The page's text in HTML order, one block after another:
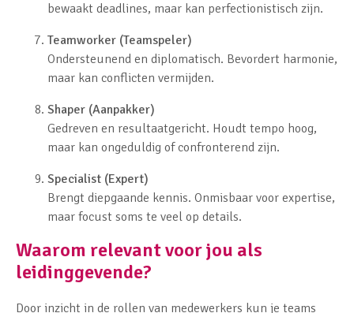
bewaakt deadlines, maar kan perfectionistisch zijn.
Teamworker (Teamspeler)
Ondersteunend en diplomatisch. Bevordert harmonie,
maar kan conflicten vermijden.
Shaper (Aanpakker)
Gedreven en resultaatgericht. Houdt tempo hoog,
maar kan ongeduldig of confronterend zijn.
Specialist (Expert)
Brengt diepgaande kennis. Onmisbaar voor expertise,
maar focust soms te veel op details.
Waarom relevant voor jou als
leidinggevende?
Door inzicht in de rollen van medewerkers kun je teams